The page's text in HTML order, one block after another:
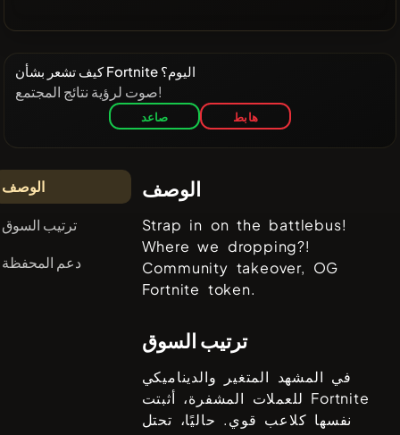
كيف تشعر بشأن Fortnite اليوم؟
صوت لرؤية نتائج المجتمع!
صاعد هابط
الوصف
ترتيب السوق
دعم المحفظة
الوصف
Strap in on the battlebus!
Where we dropping?!
Community takeover, OG
Fortnite token.
ترتيب السوق
في المشهد المتغير والديناميكي
Fortnite
نفسها كلاعب قوي. حاليًا، تحتل